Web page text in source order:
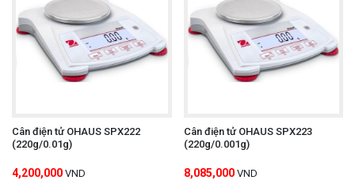
Cân điện tử OHAUS SPX222
(220g/0.01g)
4,200,000 VND
Cân điện tử OHAUS SPX223
(220g/0.001g)
8,085,000 VND